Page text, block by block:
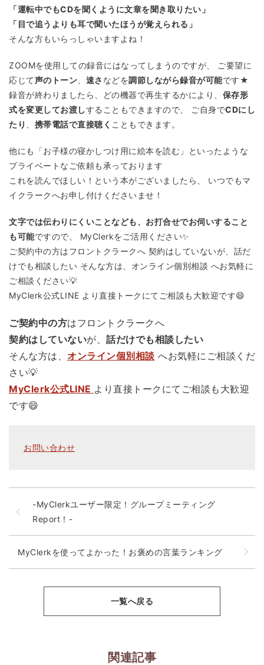
「運転中でもCDを聞くように文章を聞き取りたい」
「目で追うよりも耳で聞いたほうが覚えられる」
そんな方もいらっしゃいますよね！
ZOOMを使用しての録音にはなってしまうのですが、 ご要望に
応じて声のトーン 速さ などを調節しながら録音が可能です★
録音が終わりましたら、どの機器で再生するかにより、 保存形
式を変更してお渡しすることもできますので、 ご自身でCDにし
たり
携帯電話で直接聴く こともできます。
他にも「お子様の寝かしつけ用に絵本を読む」といったような
プライベートなご依頼も承っております
これを読んでほしい！という本がございましたら、 いつでもマ
イクラークへお申し付けくださいませ！
文字では伝わりにくいことなども、お打合せでお伺いすること
も可能ですので、 MyClerkをご活用ください✨
ご契約中の方はフロントクラークへ 契約はしていないが、話だ
けでも相談したい そんな方は、オンライン個別相談 へお気軽に
ご相談ください💡
MyClerk公式LINE より直接トークにてご相談も大歓迎です😄
ご契約中の方はフロントクラークへ
契約はしていないが、 話だけでも相談したい
そんな方は、 オンライン個別相談 へお気軽にご相談くだ
さい💡
MyClerk公式LINE より直接トークにてご相談も大歓迎
です😄
お問い合わせ
-MyClerkユーザー限定！グループミーティング
Report！-
MyClerkを使ってよかった！お褒めの言葉ランキング
一覧へ戻る
関連記事